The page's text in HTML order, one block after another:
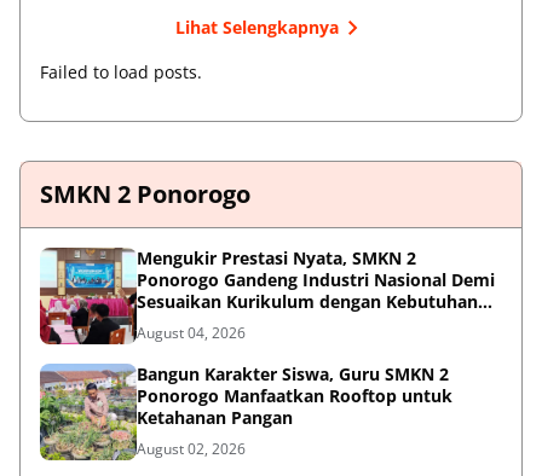
Lihat Selengkapnya
Failed to load posts.
SMKN 2 Ponorogo
Mengukir Prestasi Nyata, SMKN 2
Ponorogo Gandeng Industri Nasional Demi
Sesuaikan Kurikulum dengan Kebutuhan
Dunia Kerja
August 04, 2026
Bangun Karakter Siswa, Guru SMKN 2
Ponorogo Manfaatkan Rooftop untuk
Ketahanan Pangan
August 02, 2026